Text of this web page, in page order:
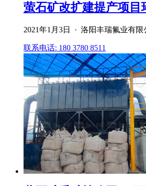
萤石矿改扩建提产项目
2021年1月3日 · 洛阳丰瑞氟业有
联系电话: 180 3780 8511